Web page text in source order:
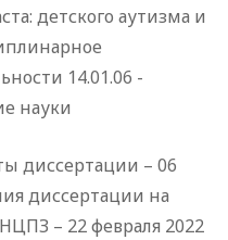
детского аутизма и
14.01.06 -
науки
диссертации – 06
диссертации на
– 22 февраля 2022